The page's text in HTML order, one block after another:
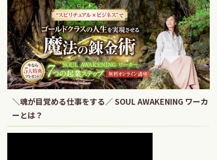
＼魂が目覚める仕事をする／ SOUL AWAKENING ワーカ
ーとは？